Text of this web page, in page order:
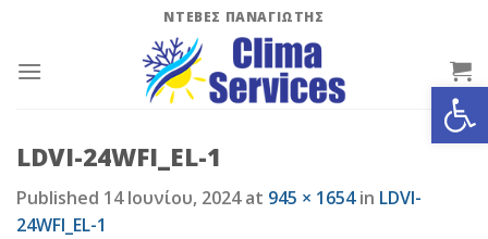
content
ΝΤΕΒΕΣ ΠΑΝΑΓΙΩΤΗΣ
LDVI-24WFI_EL-1
Published 14 Ιουνίου, 2024at 945 × 1654in LDVI-
24WFI_EL-1